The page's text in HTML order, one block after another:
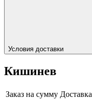
Условия доставки
Кишинев
Заказ на сумму Доставка